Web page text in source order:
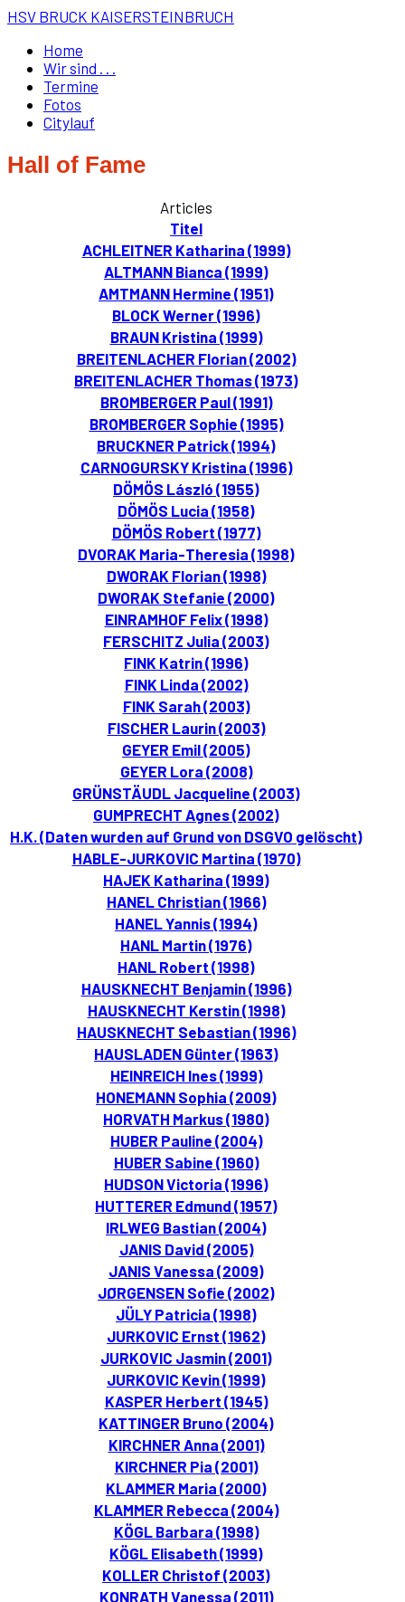
HSV BRUCK KAISERSTEINBRUCH
Home
Wir sind . . .
Termine
Fotos
Citylauf
Hall of Fame
Articles
Titel
ACHLEITNER Katharina (1999)
ALTMANN Bianca (1999)
AMTMANN Hermine (1951)
BLOCK Werner (1996)
BRAUN Kristina (1999)
BREITENLACHER Florian (2002)
BREITENLACHER Thomas (1973)
BROMBERGER Paul (1991)
BROMBERGER Sophie (1995)
BRUCKNER Patrick (1994)
CARNOGURSKY Kristina (1996)
DÖMÖS László (1955)
DÖMÖS Lucia (1958)
DÖMÖS Robert (1977)
DVORAK Maria-Theresia (1998)
DWORAK Florian (1998)
DWORAK Stefanie (2000)
EINRAMHOF Felix (1998)
FERSCHITZ Julia (2003)
FINK Katrin (1996)
FINK Linda (2002)
FINK Sarah (2003)
FISCHER Laurin (2003)
GEYER Emil (2005)
GEYER Lora (2008)
GRÜNSTÄUDL Jacqueline (2003)
GUMPRECHT Agnes (2002)
H.K. (Daten wurden auf Grund von DSGVO gelöscht)
HABLE-JURKOVIC Martina (1970)
HAJEK Katharina (1999)
HANEL Christian (1966)
HANEL Yannis (1994)
HANL Martin (1976)
HANL Robert (1998)
HAUSKNECHT Benjamin (1996)
HAUSKNECHT Kerstin (1998)
HAUSKNECHT Sebastian (1996)
HAUSLADEN Günter (1963)
HEINREICH Ines (1999)
HONEMANN Sophia (2009)
HORVATH Markus (1980)
HUBER Pauline (2004)
HUBER Sabine (1960)
HUDSON Victoria (1996)
HUTTERER Edmund (1957)
IRLWEG Bastian (2004)
JANIS David (2005)
JANIS Vanessa (2009)
JØRGENSEN Sofie (2002)
JÜLY Patricia (1998)
JURKOVIC Ernst (1962)
JURKOVIC Jasmin (2001)
JURKOVIC Kevin (1999)
KASPER Herbert (1945)
KATTINGER Bruno (2004)
KIRCHNER Anna (2001)
KIRCHNER Pia (2001)
KLAMMER Maria (2000)
KLAMMER Rebecca (2004)
KÖGL Barbara (1998)
KÖGL Elisabeth (1999)
KOLLER Christof (2003)
KONRATH Vanessa (2011)